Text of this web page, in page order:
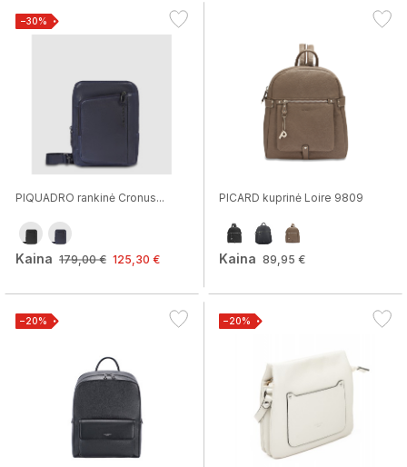
−30%
PIQUADRO rankinė Cronus...
Kaina 179,00 € 125,30 €
PICARD kuprinė Loire 9809
Kaina 89,95 €
−20% −20%